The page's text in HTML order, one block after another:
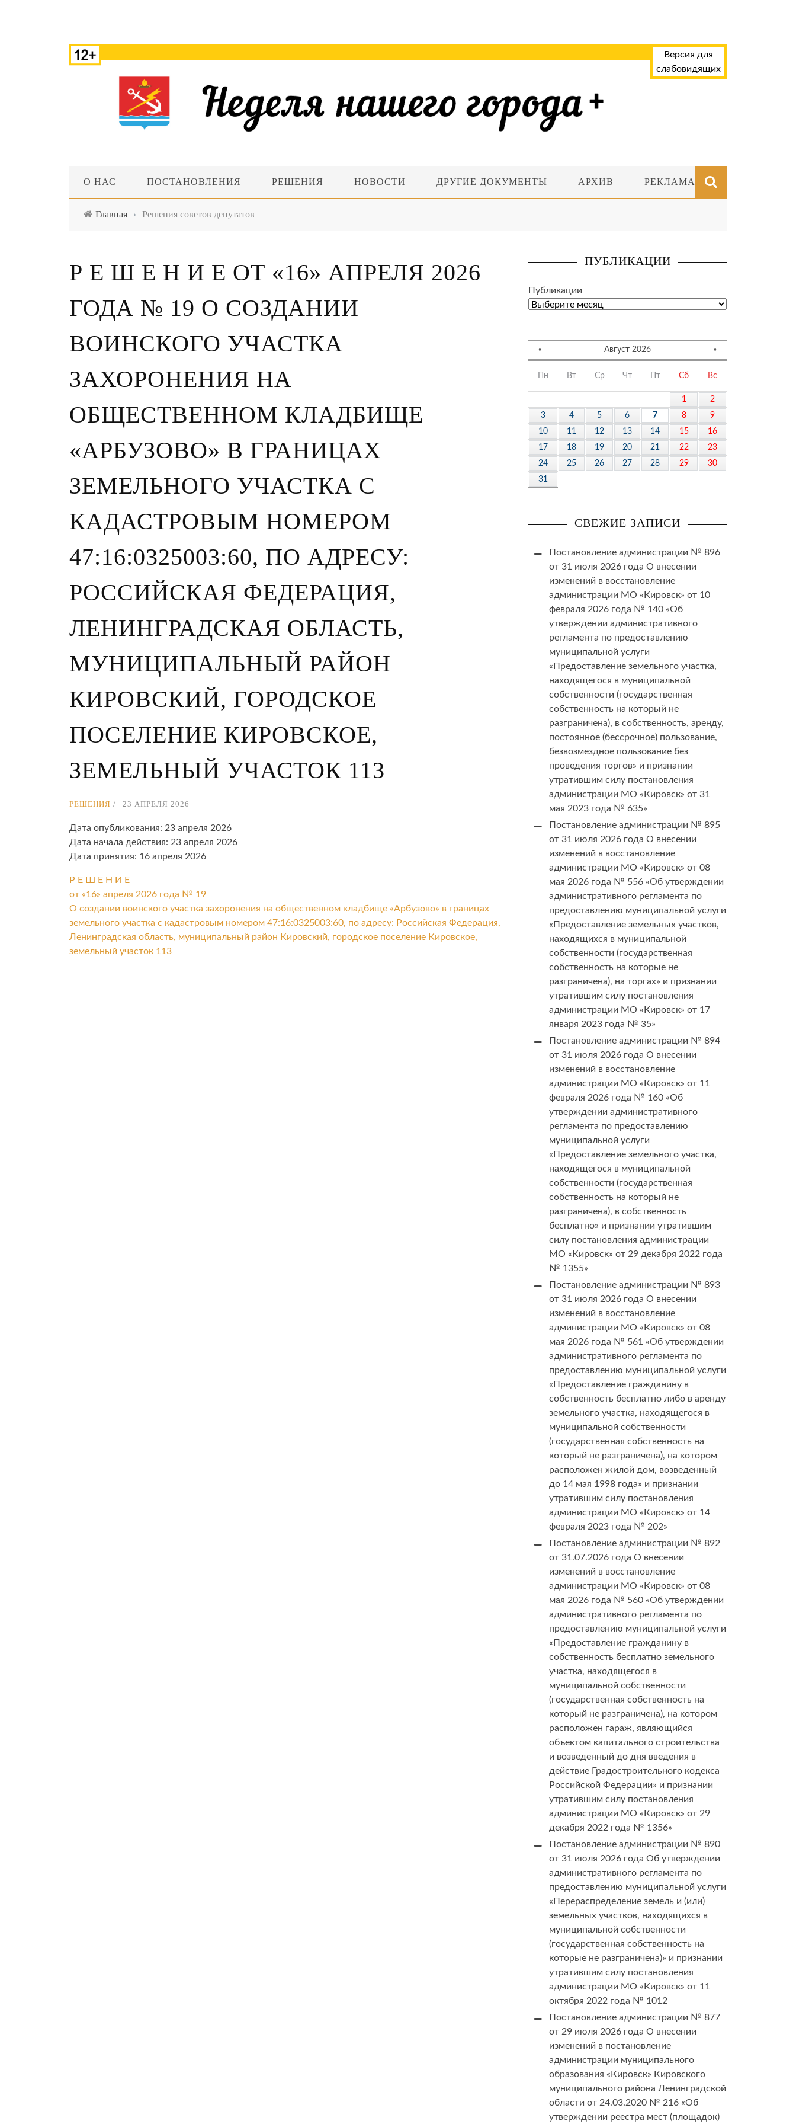
Версия для
слабовидящих
О НАС ПОСТАНОВЛЕНИЯ РЕШЕНИЯ НОВОСТИ ДРУГИЕ ДОКУМЕНТЫ АРХИВ РЕКЛАМА
Главная › Решения советов депутатов
Р Е Ш Е Н И Е ОТ «16» АПРЕЛЯ 2026
ГОДА № 19 О СОЗДАНИИ
ВОИНСКОГО УЧАСТКА
ЗАХОРОНЕНИЯ НА
ОБЩЕСТВЕННОМ КЛАДБИЩЕ
«АРБУЗОВО» В ГРАНИЦАХ
ЗЕМЕЛЬНОГО УЧАСТКА С
КАДАСТРОВЫМ НОМЕРОМ
47:16:0325003:60, ПО АДРЕСУ:
РОССИЙСКАЯ ФЕДЕРАЦИЯ,
ЛЕНИНГРАДСКАЯ ОБЛАСТЬ,
МУНИЦИПАЛЬНЫЙ РАЙОН
КИРОВСКИЙ, ГОРОДСКОЕ
ПОСЕЛЕНИЕ КИРОВСКОЕ,
ЗЕМЕЛЬНЫЙ УЧАСТОК 113
РЕШЕНИЯ 23 АПРЕЛЯ 2026
Дата опубликования: 23 апреля 2026
Дата начала действия: 23 апреля 2026
Дата принятия: 16 апреля 2026
Р Е Ш Е Н И Е
от «16» апреля 2026 года № 19
О создании воинского участка захоронения на общественном кладбище «Арбузово» в границах
земельного участка с кадастровым номером 47:16:0325003:60, по адресу: Российская Федерация,
Ленинградская область, муниципальный район Кировский, городское поселение Кировское,
земельный участок 113
ПУБЛИКАЦИИ
Публикации
« Август 2026 »
Пн Вт Ср Чт Пт Сб Вс
1
2
3
4 5 6 7 8
9
10
11 12 13 14 15
16
17
18 19 20 21 22
23
24
25 26 27 28 29
30
31
СВЕЖИЕ ЗАПИСИ
Постановление администрации № 896
от 31 июля 2026 года О внесении
изменений в восстановление
администрации МО «Кировск» от 10
февраля 2026 года № 140 «Об
утверждении административного
регламента по предоставлению
муниципальной услуги
«Предоставление земельного участка,
находящегося в муниципальной
собственности (государственная
собственность на который не
разграничена), в собственность, аренду,
постоянное (бессрочное) пользование,
безвозмездное пользование без
проведения торгов» и признании
утратившим силу постановления
администрации МО «Кировск» от 31
мая 2023 года № 635»
Постановление администрации № 895
от 31 июля 2026 года О внесении
изменений в восстановление
администрации МО «Кировск» от 08
мая 2026 года № 556 «Об утверждении
административного регламента по
предоставлению муниципальной услуги
«Предоставление земельных участков,
находящихся в муниципальной
собственности (государственная
собственность на которые не
разграничена), на торгах» и признании
утратившим силу постановления
администрации МО «Кировск» от 17
января 2023 года № 35»
Постановление администрации № 894
от 31 июля 2026 года О внесении
изменений в восстановление
администрации МО «Кировск» от 11
февраля 2026 года № 160 «Об
утверждении административного
регламента по предоставлению
муниципальной услуги
«Предоставление земельного участка,
находящегося в муниципальной
собственности (государственная
собственность на который не
разграничена), в собственность
бесплатно» и признании утратившим
силу постановления администрации
МО «Кировск» от 29 декабря 2022 года
№ 1355»
Постановление администрации № 893
от 31 июля 2026 года О внесении
изменений в восстановление
администрации МО «Кировск» от 08
мая 2026 года № 561 «Об утверждении
административного регламента по
предоставлению муниципальной услуги
«Предоставление гражданину в
собственность бесплатно либо в аренду
земельного участка, находящегося в
муниципальной собственности
(государственная собственность на
который не разграничена), на котором
расположен жилой дом, возведенный
до 14 мая 1998 года» и признании
утратившим силу постановления
администрации МО «Кировск» от 14
февраля 2023 года № 202»
Постановление администрации № 892
от 31.07.2026 года О внесении
изменений в восстановление
администрации МО «Кировск» от 08
мая 2026 года № 560 «Об утверждении
административного регламента по
предоставлению муниципальной услуги
«Предоставление гражданину в
собственность бесплатно земельного
участка, находящегося в
муниципальной собственности
(государственная собственность на
который не разграничена), на котором
расположен гараж, являющийся
объектом капитального строительства
и возведенный до дня введения в
действие Градостроительного кодекса
Российской Федерации» и признании
утратившим силу постановления
администрации МО «Кировск» от 29
декабря 2022 года № 1356»
Постановление администрации № 890
от 31 июля 2026 года Об утверждении
административного регламента по
предоставлению муниципальной услуги
«Перераспределение земель и (или)
земельных участков, находящихся в
муниципальной собственности
(государственная собственность на
которые не разграничена)» и признании
утратившим силу постановления
администрации МО «Кировск» от 11
октября 2022 года № 1012
Постановление администрации № 877
от 29 июля 2026 года О внесении
изменений в постановление
администрации муниципального
образования «Кировск» Кировского
муниципального района Ленинградской
области от 24.03.2020 № 216 «Об
утверждении реестра мест (площадок)